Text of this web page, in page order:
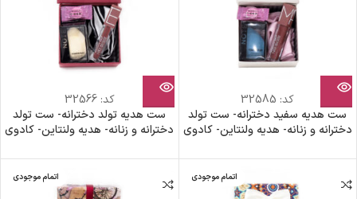
کد: 32585
ست هدیه سفید دخترانه- ست تولد
دخترانه و زنانه- هدیه ولنتاین- کادوی
اقتصادی
کد:32566
ست هدیه تولد دخترانه- ست تولد
دخترانه و زنانه- هدیه ولنتاین- کادوی
ویژه
اتمام موجودی اتمام موجودی